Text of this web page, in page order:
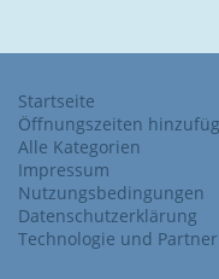
Startseite
Öffnungszeiten
Alle Kategorien
Impressum
Nutzungsbedingungen
Datenschutzerklärung
Technologie und Partner